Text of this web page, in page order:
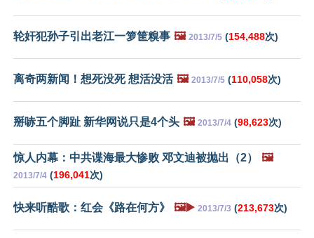
轮奸犯孙子引出老江一箩筐糗事 🖼️ 2013/7/5 (154,488次)
离奇两新闻！想死没死 想活没活 🖼️ 2013/7/5 (110,058次)
掰哧五个脚趾 新华网说只是4个头 🖼️ 2013/7/4 (98,623次)
惊人内幕：中共谍海最大惨败 邓文迪被抛出（2） 🖼️
2013/7/4 (196,041次)
快来听酷歌：红会《路在何方》 🖼️▶️ 2013/7/3 (213,673次)